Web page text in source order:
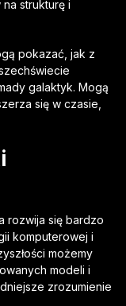
strukturę i
pokazać, jak z
galaktyk. Mogą
się w czasie,
rozwija się bardzo
komputerowej i
możemy
modeli i
zrozumienie